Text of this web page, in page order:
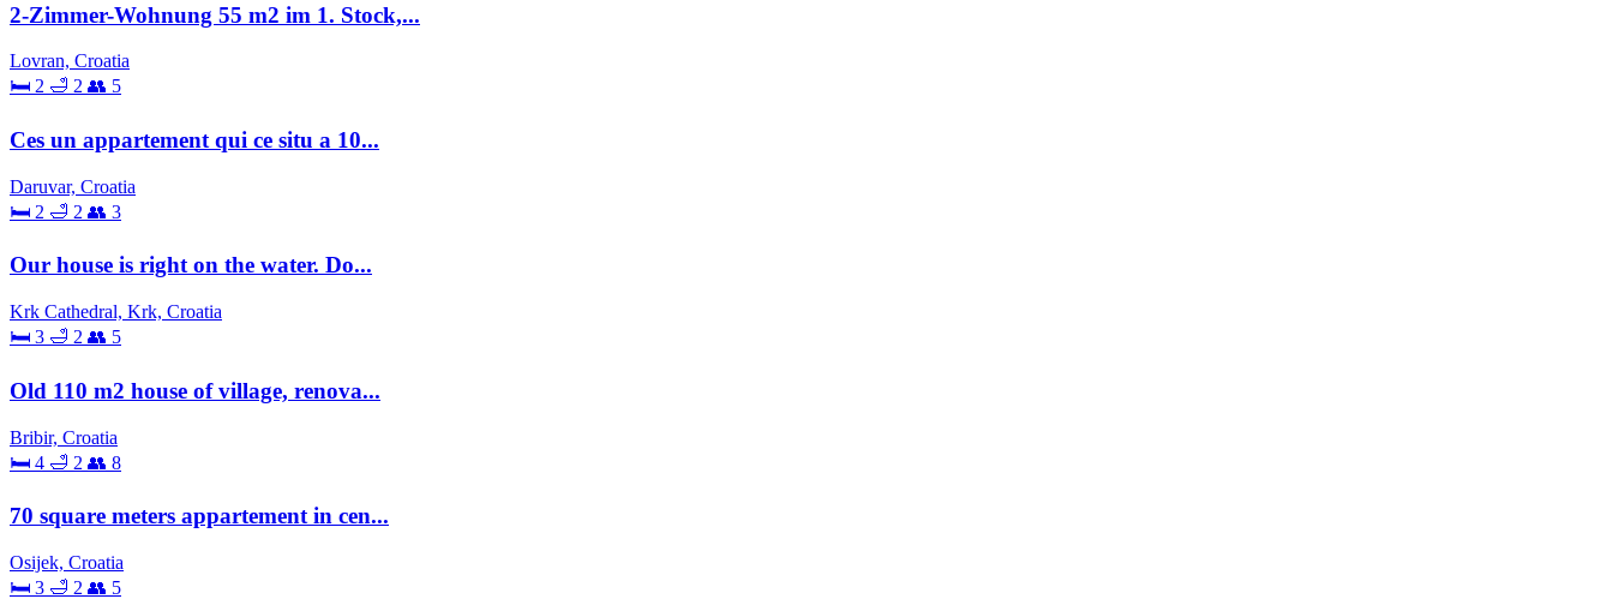
2-Zimmer-Wohnung 55 m2 im 1. Stock,...
Lovran, Croatia
🛏 2 🛁 2 👥 5
Ces un appartement qui ce situ a 10...
Daruvar, Croatia
🛏 2 🛁 2 👥 3
Our house is right on the water. Do...
Krk Cathedral, Krk, Croatia
🛏 3 🛁 2 👥 5
Old 110 m2 house of village, renova...
Bribir, Croatia
🛏 4 🛁 2 👥 8
70 square meters appartement in cen...
Osijek, Croatia
🛏 3 🛁 2 👥 5